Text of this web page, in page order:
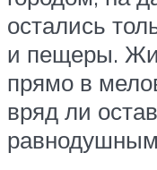
остались
и пещеры.
прямо в
вряд ли